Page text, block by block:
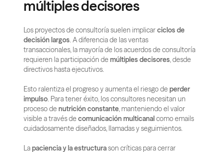
múltiples decisores
Los proyectos de consultoría suelen implicar ciclos de
decisión largos. A diferencia de las ventas
transaccionales, la mayoría de los acuerdos de consultoría
requieren la participación de múltiples decisores, desde
directivos hasta ejecutivos.
Esto ralentiza el progreso y aumenta el riesgo de perder
impulso. Para tener éxito, los consultores necesitan un
proceso de nutrición constante, manteniendo el valor
visible a través de comunicación multicanal como emails
cuidadosamente diseñados, llamadas y seguimientos.
La paciencia y la estructura son críticas para cerrar